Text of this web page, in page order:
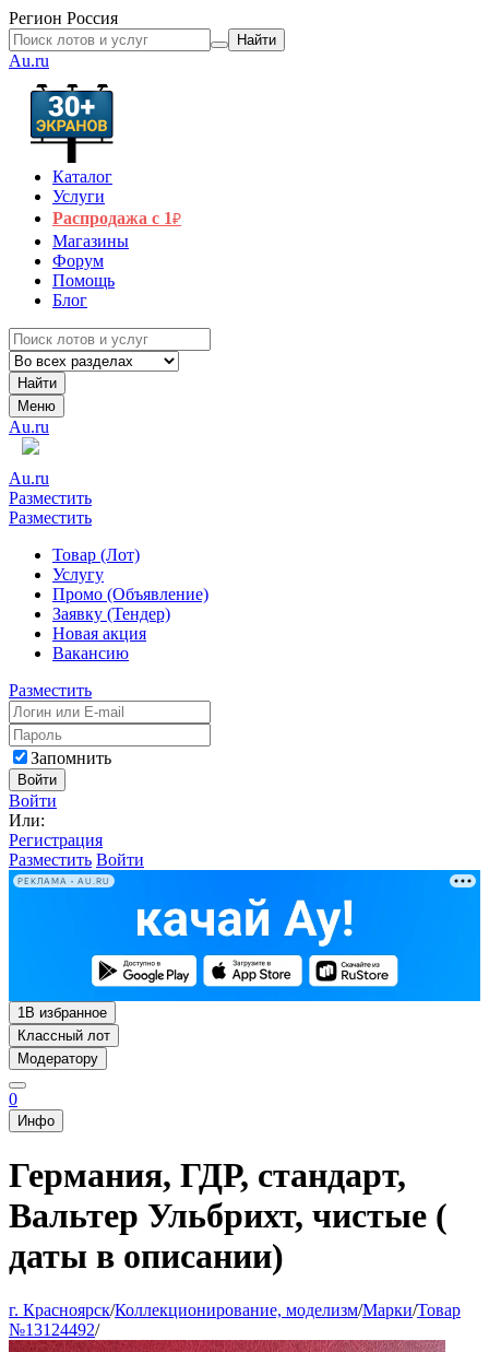
Регион Россия
Найти
Au.ru
Каталог
Услуги
Распродажа с 1₽
Магазины
Форум
Помощь
Блог
Найти
Меню
Au.ru
Au.ru
Разместить
Разместить
Товар (Лот)
Услугу
Промо (Объявление)
Заявку (Тендер)
Новая акция
Вакансию
Разместить
Запомнить
Войти
Войти
Или:
Регистрация
Разместить Войти
РЕКЛАМА • AU.RU
1В избранное
Классный лот
Модератору
0
Инфо
Германия, ГДР, стандарт,
Вальтер Ульбрихт, чистые (
даты в описании)
г. Красноярск/Коллекционирование, моделизм/Марки/Товар
№13124492/